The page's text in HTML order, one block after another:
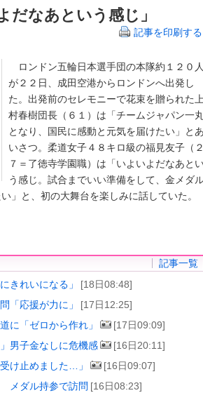
だなあという感じ」
記事を印刷する
ロンドン五輪日本選手団の本隊約１２０人
が２２日、成田空港からロンドンへ出発し
た。出発前のセレモニーで花束を贈られた
村春樹団長（６１）は「チームジャパン一
となり、国民に感動と元気を届けたい」とあ
いさつ。柔道女子４８キロ級の福見友子（２
７＝了徳寺学園職）は「いよいよだなあと
う感じ。試合までいい準備をして、金メダ
」と、初の大舞台を楽しみに話していた。
記事一覧
きれいになる」 [18日08:48]
「応援が力に」 [17日12:25]
に「ゼロから作れ」 [17日09:09]
男子金なしに危機感 [16日20:11]
け止めました…」 [16日09:07]
メダル持参で訪問 [16日08:23]